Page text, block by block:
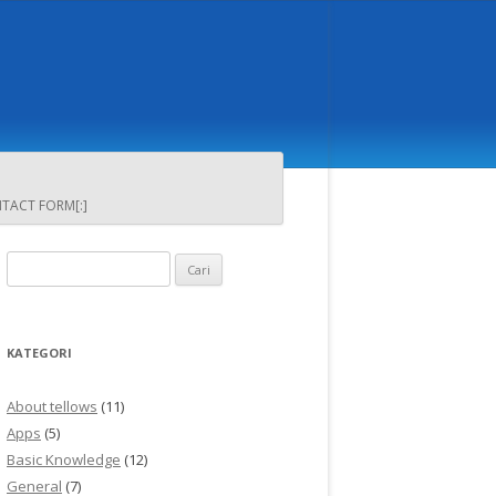
FORM[:]
untuk:
KATEGORI
About tellows (11)
Apps (5)
Basic Knowledge (12)
General (7)